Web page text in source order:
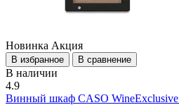
Новинка Акция
В избранное В сравнение
В наличии
4.9
Винный шкаф CASO WineExclusive